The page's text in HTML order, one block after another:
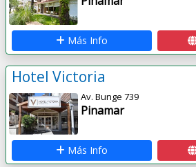
Más Info
Hotel Victoria
Av. Bunge 739
Pinamar
Más Info